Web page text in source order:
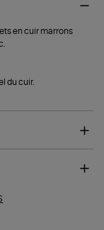
en cuir marrons
du cuir.